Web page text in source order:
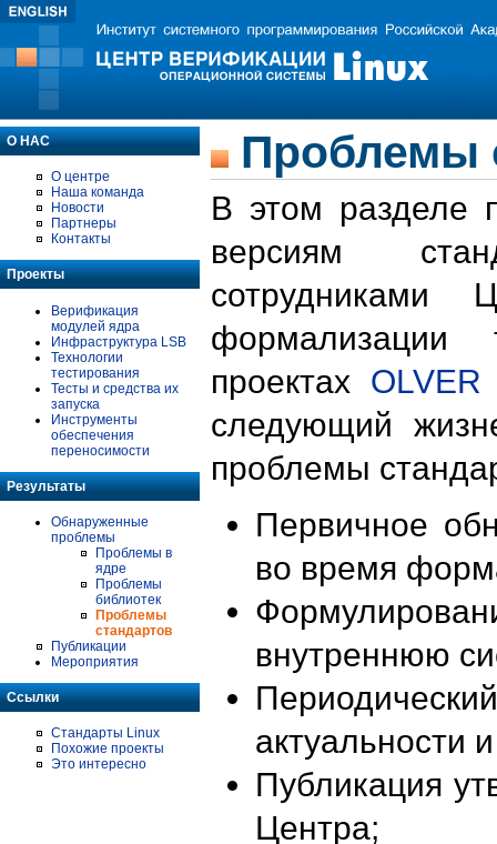
О НАС
О центре
Наша команда
Новости
Партнеры
Контакты
Проекты
Верификация
модулей ядра
Инфраструктура LSB
Технологии
тестирования
Тесты и средства их
запуска
Инструменты
обеспечения
переносимости
Результаты
Обнаруженные
проблемы
Проблемы в
ядре
Проблемы
библиотек
Проблемы
стандартов
Публикации
Мероприятия
Ссылки
Стандарты Linux
Похожие проекты
Это интересно
Проблемы
В этом разделе
версиям
формализации
проектах OLVER
следующий
проблемы
Первичное
во время
внутреннюю
актуальности
Публикация
Центра;